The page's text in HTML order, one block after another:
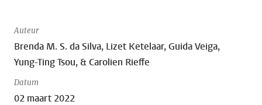
Auteur
Brenda M. S. da Silva, Lizet Ketelaar, Guida Veiga,
Yung-Ting Tsou, & Carolien Rieffe
Datum
02 maart 2022